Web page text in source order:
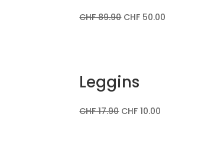
CHF89.90 CHF 50.00
Leggins
CHF17.90 CHF 10.00